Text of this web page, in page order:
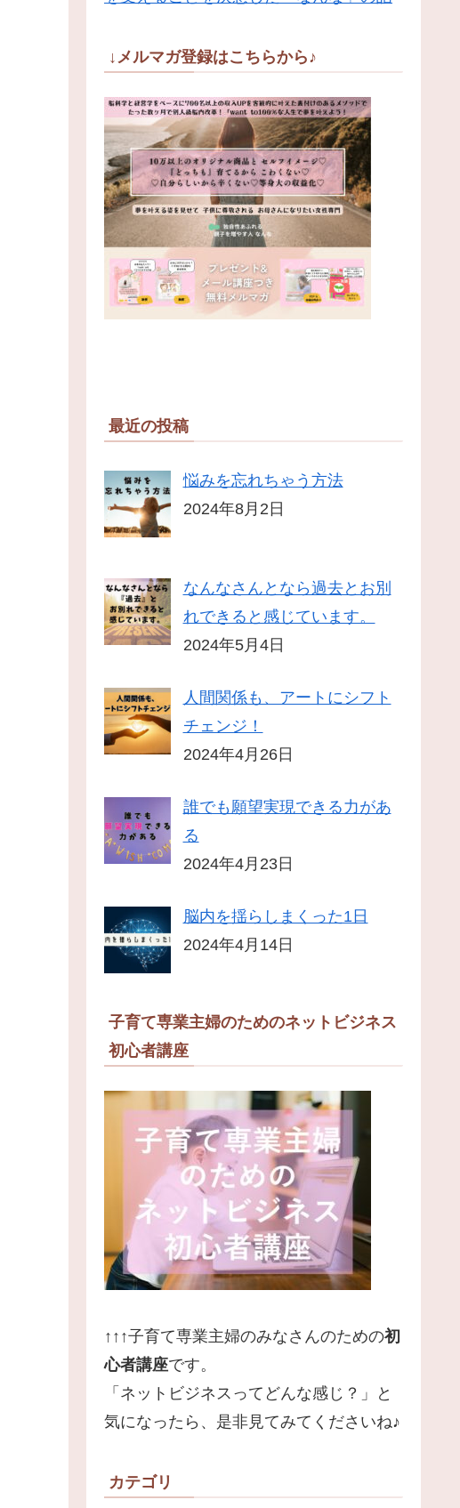
↓メルマガ登録はこちらから♪
最近の投稿
悩みを忘れちゃう方法
2024年8月2日
なんなさんとなら過去とお別
れできると感じています。
2024年5月4日
人間関係も、アートにシフト
チェンジ！
2024年4月26日
誰でも願望実現できる力があ
る
2024年4月23日
脳内を揺らしまくった1日
2024年4月14日
子育て専業主婦のためのネットビジネス
初心者講座
↑↑↑子育て専業主婦のみなさんのための初
心者講座です。
「ネットビジネスってどんな感じ？」と
気になったら、是非見てみてくださいね♪
カテゴリ